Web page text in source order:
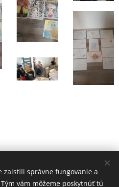
zaistili správne fungovanie a
vám môžeme poskytnúť tú